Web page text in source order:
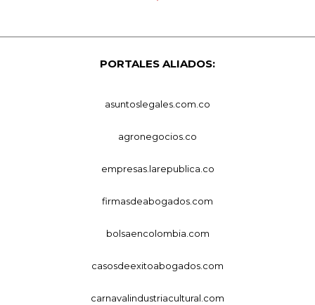
PORTALES ALIADOS:
asuntoslegales.com.co
agronegocios.co
empresas.larepublica.co
firmasdeabogados.com
bolsaencolombia.com
casosdeexitoabogados.com
carnavalindustriacultural.com